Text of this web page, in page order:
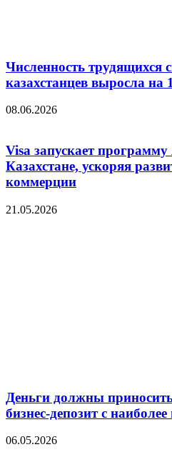
Численность трудящихся
казахстанцев выросла на
08.06.2026
Visa запускает
Казахстане, ускоряя
коммерции
21.05.2026
Деньги должны
бизнес-депозит с
06.05.2026